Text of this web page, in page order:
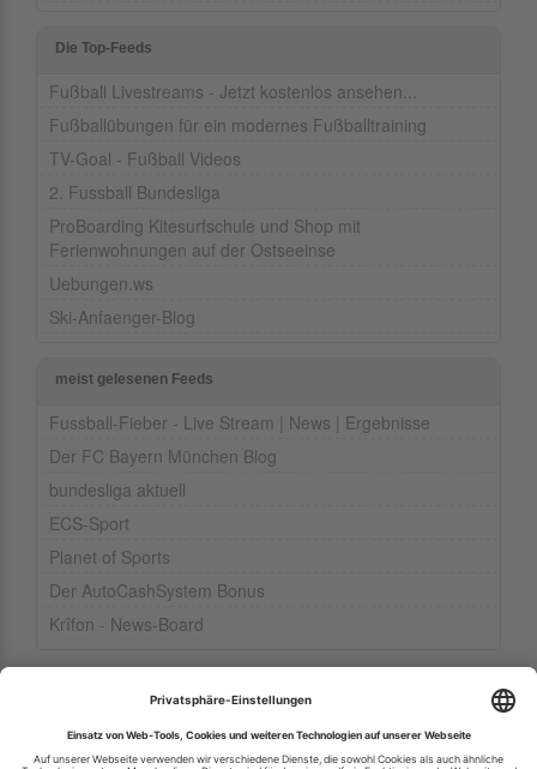
Die Top-Feeds
Fußball Livestreams - Jetzt kostenlos ansehen...
Fußballübungen für ein modernes Fußballtraining
TV-Goal - Fußball Videos
2. Fussball Bundesliga
ProBoarding Kitesurfschule und Shop mit
Ferienwohnungen auf der Ostseeinse
Uebungen.ws
Ski-Anfaenger-Blog
meist gelesenen Feeds
Fussball-Fieber - Live Stream | News | Ergebnisse
Der FC Bayern München Blog
bundesliga aktuell
ECS-Sport
Planet of Sports
Der AutoCashSystem Bonus
Krîfon - News-Board